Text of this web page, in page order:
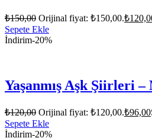
₺150,00 Orijinal fiyat: ₺150,00.₺
Sepete Ekle
İndirim-20%
Yaşanmış Aşk Şiirleri
₺120,00 Orijinal fiyat: ₺120,00.₺96,00
Sepete Ekle
İndirim-20%